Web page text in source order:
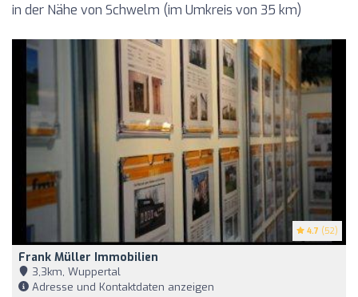
in der Nähe von Schwelm (im Umkreis von 35 km)
4.7 (52)
Frank Müller Immobilien
3,3km, Wuppertal
Adresse und Kontaktdaten anzeigen